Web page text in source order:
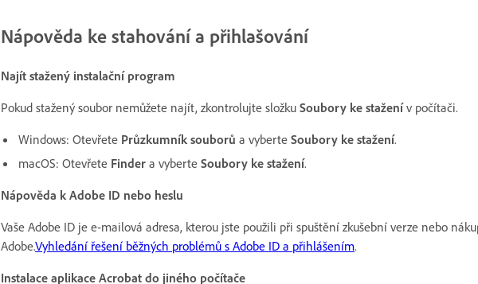
Nápověda ke stahování a přihlašování
Najít stažený instalační program
Pokud stažený soubor nemůžete najít, zkontrolujte složku Soubory ke staženív počítači.
Windows: Otevřete Průzkumník souborů a vyberte Soubory ke stažení.
macOS: Otevřete Finder a vyberte Soubory ke stažení.
Nápověda k Adobe ID nebo heslu
Vaše Adobe ID je e-mailová adresa, kterou jste použili při spuštění zkušební verze nebo
Adobe.Vyhledání řešení běžných problémů s Adobe ID a přihlášením.
Instalace aplikace Acrobat do jiného počítače